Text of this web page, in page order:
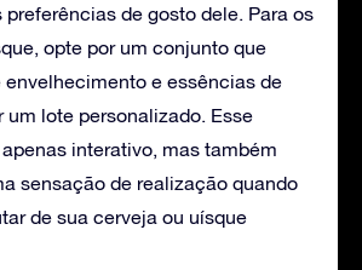
preferências de gosto dele. Para os
opte por um conjunto que
envelhecimento e essências de
um lote personalizado. Esse
interativo, mas também
sensação de realização quando
de sua cerveja ou uísque